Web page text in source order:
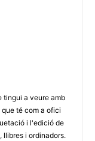
tingui a veure amb
té com a ofici
i l'edició de
llibres i ordinadors.